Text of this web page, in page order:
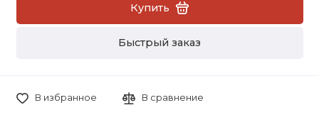
Купить
Быстрый заказ
В избранное В сравнение